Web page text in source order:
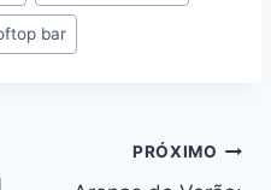
bar
PRÓXIMO